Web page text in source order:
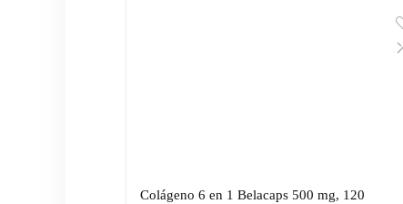
Colágeno 6 en 1 Belacaps 500 mg, 120